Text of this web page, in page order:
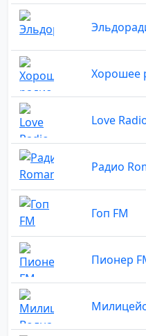
Хорошее
Love
Радио
Гоп FM
Пионер